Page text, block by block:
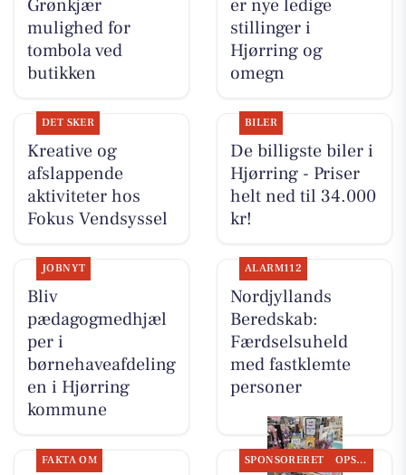
Grønkjær
mulighed for
tombola ved
butikken
er nye ledige
stillinger i
Hjørring og
omegn
DET SKER
Kreative og
afslappende
aktiviteter hos
Fokus Vendsyssel
BILER
De billigste biler i
Hjørring - Priser
helt ned til 34.000
kr!
JOBNYT
Bliv
pædagogmedhjæl
per i
børnehaveafdeling
en i Hjørring
kommune
ALARM112
Nordjyllands
Beredskab:
Færdselsuheld
med fastklemte
personer
FAKTA OM SPONSORERET OPSLAGSTAVLEN